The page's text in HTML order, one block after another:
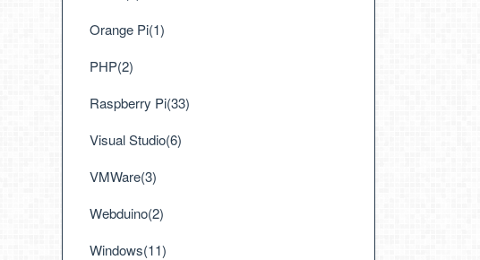
Orange Pi(1)
PHP(2)
Raspberry Pi(33)
Visual Studio(6)
VMWare(3)
Webduino(2)
Windows(11)